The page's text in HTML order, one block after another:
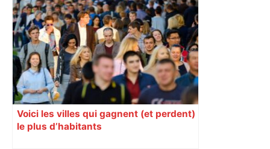
Voici les villes qui gagnent (et perdent)
le plus d’habitants